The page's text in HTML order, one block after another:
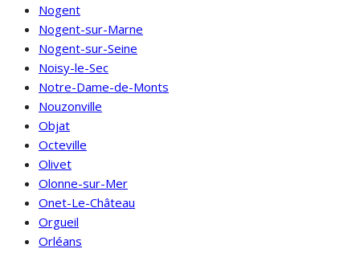
Nogent
Nogent-sur-Marne
Nogent-sur-Seine
Noisy-le-Sec
Notre-Dame-de-Monts
Nouzonville
Objat
Octeville
Olivet
Olonne-sur-Mer
Onet-Le-Château
Orgueil
Orléans